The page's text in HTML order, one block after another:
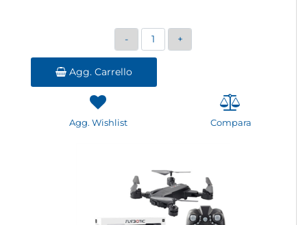
Quantità
Agg. Carrello
Agg. Wishlist Compara